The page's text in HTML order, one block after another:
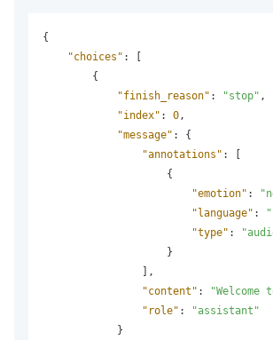
{
"choices" :
[
{
"finish_reason" : "stop" ,
"index" : 0 ,
"message" :
{
"annotations" :
[
{
"emotion" :
"language" :
"type" :
}
] ,
"content" : "Welcome
"role" :
"assistant"
}